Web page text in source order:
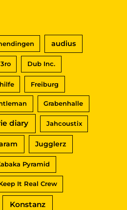
audius
Dub Inc.
Freiburg
Grabenhalle
diary Jahcoustix
Jugglerz
Pyramid
It Real Crew
Konstanz